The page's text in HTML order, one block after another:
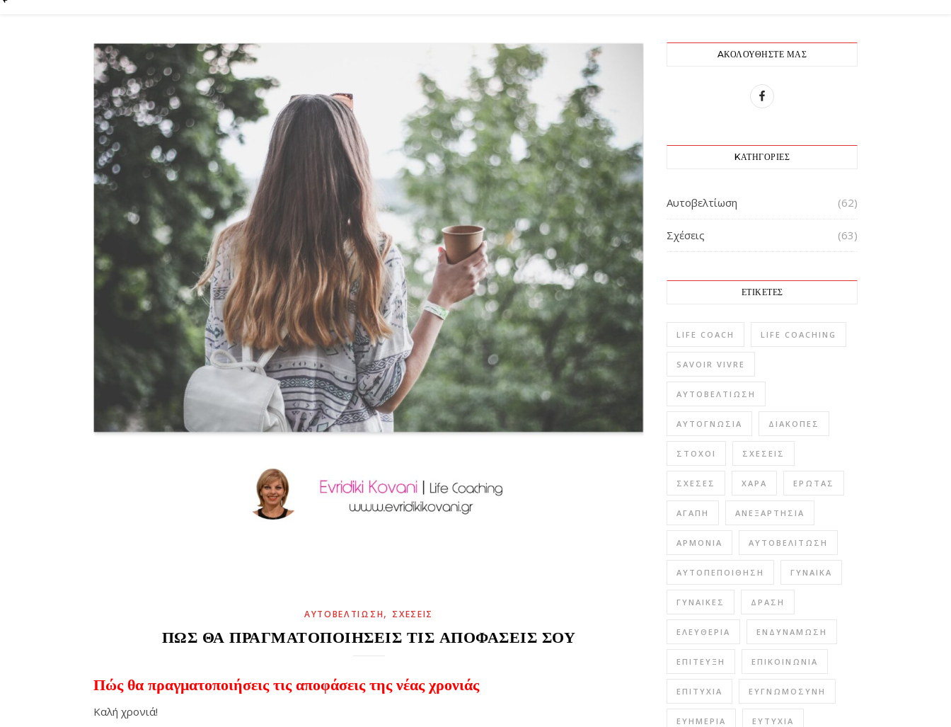
ΑΥΤΟΒΕΛΤΊΩΣΗ, ΣΧΈΣΕΙΣ
ΠΏΣ ΘΑ ΠΡΑΓΜΑΤΟΠΟΙΉΣΕΙΣ ΤΙΣ ΑΠΟΦΆΣΕΙΣ ΣΟΥ
Πώς θα πραγματοποιήσεις τις αποφάσεις της νέας χρονιάς
Καλή χρονιά!
AΚΟΛΟΥΘΉΣΤΕ ΜΑΣ
KΑΤΗΓΟΡΊΕΣ
Αυτοβελτίωση (62)
Σχέσεις (63)
ΕΤΙΚΈΤΕΣ
LIFE COACH LIFE COACHING
SAVOIR VIVRE
ΑΥΤΟΒΕΛΤΊΩΣΗ
ΑΥΤΟΓΝΩΣΊΑ ΔΙΑΚΟΠΈΣ
ΣΤΌΧΟΙ ΣΧΈΣΕΙΣ
ΣΧΈΣΕΣ ΧΑΡΆ ΈΡΩΤΑΣ
ΑΓΆΠΗ ΑΝΕΞΑΡΤΗΣΊΑ
ΑΡΜΟΝΊΑ ΑΥΤΟΒΕΛΊΤΩΣΗ
ΑΥΤΟΠΕΠΟΊΘΗΣΗ ΓΥΝΑΊΚΑ
ΓΥΝΑΊΚΕΣ ΔΡΆΣΗ
ΕΛΕΥΘΕΡΊΑ ΕΝΔΥΝΆΜΩΣΗ
ΕΠΊΤΕΥΞΗ ΕΠΙΚΟΙΝΩΝΊΑ
ΕΠΙΤΥΧΊΑ ΕΥΓΝΩΜΟΣΎΝΗ
ΕΥΗΜΕΡΊΑ ΕΥΤΥΧΊΑ